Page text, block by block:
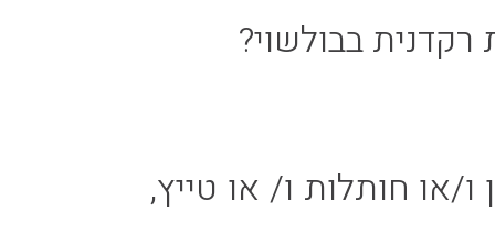
בבולשוי?
או חותלות ו/ או טייץ,